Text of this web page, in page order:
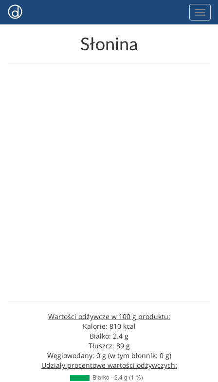
Słonina
Wartości odżywcze w 100 g produktu:
Kalorie: 810 kcal
Białko: 2.4 g
Tłuszcz: 89 g
Węglowodany: 0 g (w tym błonnik: 0 g)
Udziały procentowe wartości odżywczych: